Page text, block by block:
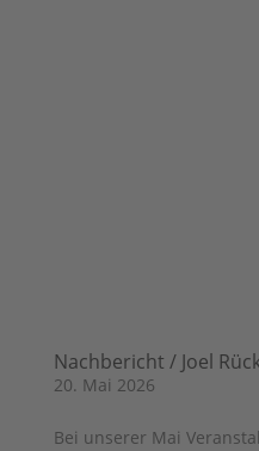
Nachbericht / Joel
20. Mai 2026
Bei unserer Mai